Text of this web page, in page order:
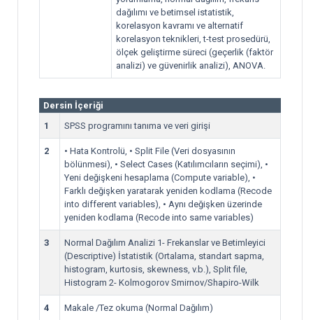
dağılımı ve betimsel istatistik,
korelasyon kavramı ve alternatif
korelasyon teknikleri, t-test prosedürü,
ölçek geliştirme süreci (geçerlik (faktör
analizi) ve güvenirlik analizi), ANOVA.
Dersin İçeriği
1
SPSS programını tanıma ve veri girişi
2
• Hata Kontrolü, • Split File (Veri dosyasının
bölünmesi), • Select Cases (Katılımcıların seçimi), •
Yeni değişkeni hesaplama (Compute variable), •
Farklı değişken yaratarak yeniden kodlama (Recode
into different variables), • Aynı değişken üzerinde
yeniden kodlama (Recode into same variables)
3
Normal Dağılım Analizi 1- Frekanslar ve Betimleyici
(Descriptive) İstatistik (Ortalama, standart sapma,
histogram, kurtosis, skewness, v.b.), Split file,
Histogram 2- Kolmogorov Smirnov/Shapiro-Wilk
4 Makale /Tez okuma (Normal Dağılım)